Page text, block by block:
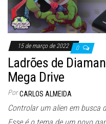
15 de março de 2022 0
Ladrões de
Mega Drive
Por CARLOS ALMEIDA
Controlar um alien em busca